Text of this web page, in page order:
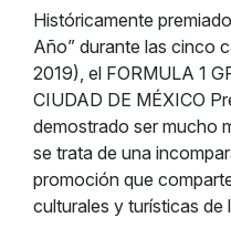
Históricamente
Año” durante las cinco
2019), el FORMULA 1
CIUDAD DE MÉXICO
demostrado ser mucho
se trata de una
promoción que
culturales y turísticas de